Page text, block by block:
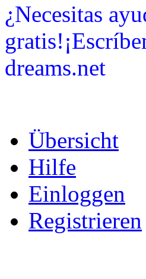
¿Necesitas
dreams.net
Übersicht
Hilfe
Einloggen
Registrieren